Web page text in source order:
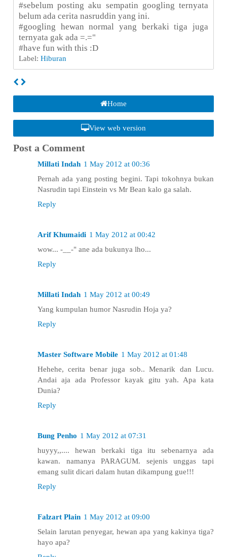
#sebelum posting aku sempatin googling ternyata
belum ada cerita nasruddin yang ini.
#googling hewan normal yang berkaki tiga juga
ternyata gak ada =.="
#have fun with this :D
Label: Hiburan
Home
View web version
Post a Comment
Millati Indah 1 May 2012 at 00:36
Pernah ada yang posting begini. Tapi tokohnya bukan
Nasrudin tapi Einstein vs Mr Bean kalo ga salah.
Reply
Arif Khumaidi 1 May 2012 at 00:42
wow... -__-" ane ada bukunya lho...
Reply
Millati Indah 1 May 2012 at 00:49
Yang kumpulan humor Nasrudin Hoja ya?
Reply
Master Software Mobile 1 May 2012 at 01:48
Hehehe, cerita benar juga sob.. Menarik dan Lucu.
Andai aja ada Professor kayak gitu yah. Apa kata
Dunia?
Reply
Bung Penho 1 May 2012 at 07:31
huyyy,,.... hewan berkaki tiga itu sebenarnya ada
kawan. namanya PARAGUM. sejenis unggas tapi
emang sulit dicari dalam hutan dikampung gue!!!
Reply
Falzart Plain 1 May 2012 at 09:00
Selain larutan penyegar, hewan apa yang kakinya tiga?
hayo apa?